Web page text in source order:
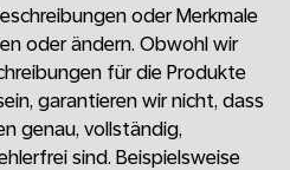
oder Merkmale
oder ändern. Obwohl wir
für die Produkte
garantieren wir nicht, dass
genau, vollständig,
sind. Beispielsweise